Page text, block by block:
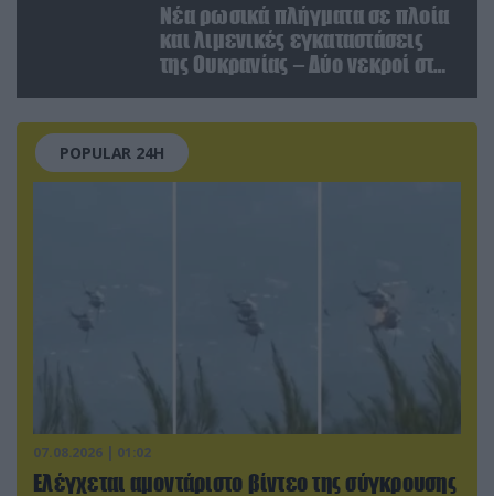
Νέα ρωσικά πλήγματα σε πλοία
και λιμενικές εγκαταστάσεις
της Ουκρανίας – Δύο νεκροί στην
POPULAR 24H
07.08.2026 | 01:02
Ελέγχεται αμοντάριστο βίντεο της σύγκρουσης